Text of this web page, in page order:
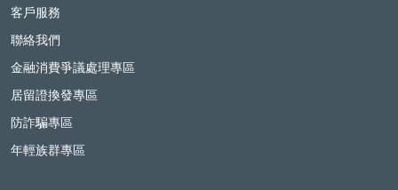
客戶服務
聯絡我們
金融消費爭議處理專區
居留證換發專區
防詐騙專區
年輕族群專區